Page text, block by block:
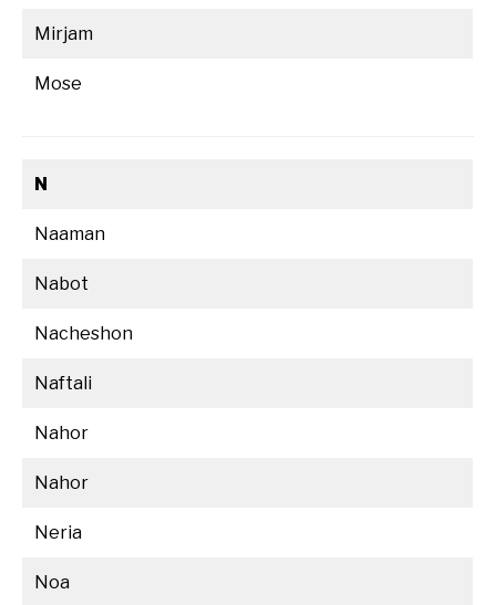
Mirjam
Mose
N
Naaman
Nabot
Nacheshon
Naftali
Nahor
Nahor
Neria
Noa